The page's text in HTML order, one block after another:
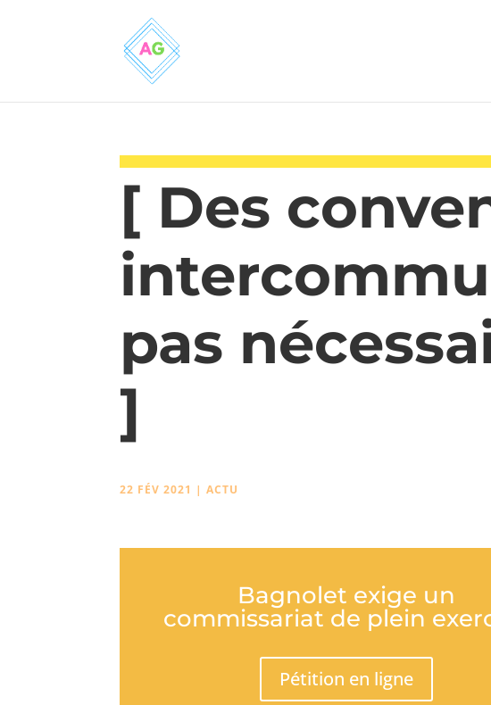
[ Des
pas
]
22 FÉV 2021 |ACTU
Bagnolet exige un
commissariat de plein
Pétition en ligne